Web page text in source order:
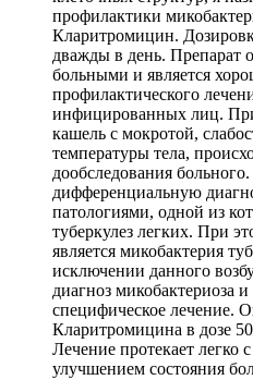
профилактики
Кларитромицин.
дважды в день. Препарат
больными и является
профилактического
инфицированных лиц.
кашель с мокротой,
температуры тела,
дообследования
дифференциальную
патологиями, одной из
туберкулез легких. При
является микобактерия
исключении данного
диагноз микобактериоза
специфическое лечение.
Кларитромицина в дозе
Лечение протекает
улучшением состояния